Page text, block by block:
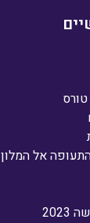
אל המלון